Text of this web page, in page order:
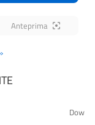
Anteprima